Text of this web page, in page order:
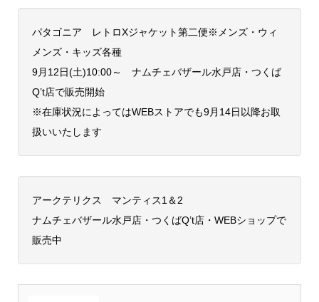
パタゴニア レトロXジャケット第二便※メンズ・ウィ
メンズ・キッズ各種
9月12日(土)10:00～ ナムチェバザール水戸店・つくば
Q’t店で販売開始
※在庫状況によってはWEBストアでも9月14日以降お取
扱いいたします
アークテリクス マンティス1＆2
ナムチェバザール水戸店・つくばQ’t店・WEBショップで
販売中